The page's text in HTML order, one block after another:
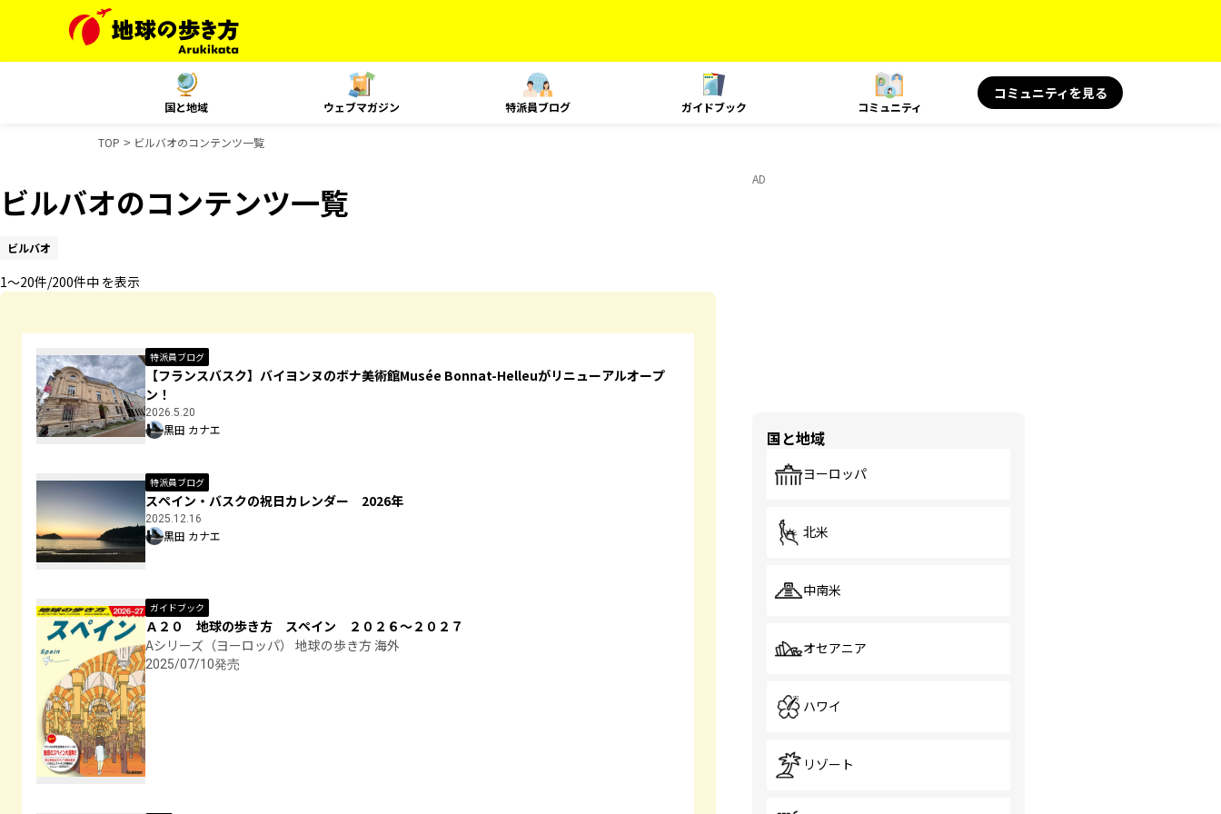
国と地域 ウェブマガジン 特派員ブログ ガイドブック コミュニティ
コミュニティを見る
TOP ビルバオのコンテンツ一覧
ビルバオのコンテンツ一覧
ビルバオ
1〜20件/200件中 を表示
特派員ブログ
【フランスバスク】バイヨンヌのボナ美術館Musée Bonnat-Helleuがリニューアルオープ
ン！
2026.5.20
黒田 カナエ
特派員ブログ
スペイン・バスクの祝日カレンダー 2026年
2025.12.16
黒田 カナエ
ガイドブック
Ａ２０ 地球の歩き方 スペイン ２０２６～２０２７
Aシリーズ（ヨーロッパ） 地球の歩き方 海外
2025/07/10発売
AD
国と地域
ヨーロッパ
北米
中南米
オセアニア
ハワイ
リゾート